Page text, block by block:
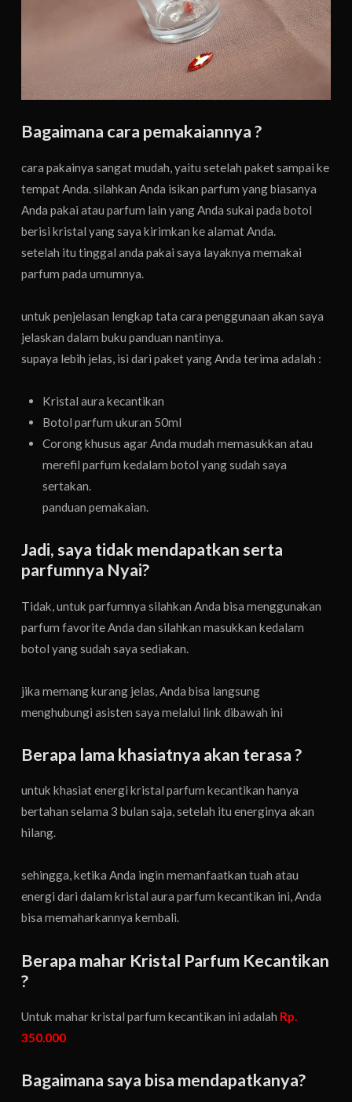
Bagaimana cara pemakaiannya ?
cara pakainya sangat mudah, yaitu setelah paket sampai ke
tempat Anda. silahkan Anda isikan parfum yang biasanya
Anda pakai atau parfum lain yang Anda sukai pada botol
berisi kristal yang saya kirimkan ke alamat Anda.
setelah itu tinggal anda pakai saya layaknya memakai
parfum pada umumnya.
untuk penjelasan lengkap tata cara penggunaan akan saya
jelaskan dalam buku panduan nantinya.
supaya lebih jelas, isi dari paket yang Anda terima adalah :
Kristal aura kecantikan
Botol parfum ukuran 50ml
Corong khusus agar Anda mudah memasukkan atau
merefil parfum kedalam botol yang sudah saya
sertakan.
panduan pemakaian.
Jadi, saya tidak mendapatkan serta
parfumnya Nyai?
Tidak, untuk parfumnya silahkan Anda bisa menggunakan
parfum favorite Anda dan silahkan masukkan kedalam
botol yang sudah saya sediakan.
jika memang kurang jelas, Anda bisa langsung
menghubungi asisten saya melalui link dibawah ini
Berapa lama khasiatnya akan terasa ?
untuk khasiat energi kristal parfum kecantikan hanya
bertahan selama 3 bulan saja, setelah itu energinya akan
hilang.
sehingga, ketika Anda ingin memanfaatkan tuah atau
energi dari dalam kristal aura parfum kecantikan ini, Anda
bisa memaharkannya kembali.
Berapa mahar Kristal Parfum Kecantikan
?
Untuk mahar kristal parfum kecantikan ini adalah Rp.
350.000
Bagaimana saya bisa mendapatkanya?